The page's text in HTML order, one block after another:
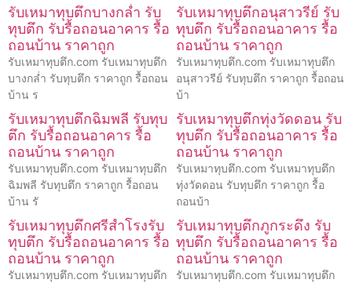
รับเหมาทุบตึกบางกล่ำ รับ
ทุบตึก รับรื้อถอนอาคาร รื้อ
ถอนบ้าน ราคาถูก
รับเหมาทุบตึก.com รับเหมาทุบตึก
บางกล่ำ รับทุบตึก ราคาถูก รื้อถอน
บ้าน ร
รับเหมาทุบตึกอนุสาวรีย์ รับ
ทุบตึก รับรื้อถอนอาคาร รื้อ
ถอนบ้าน ราคาถูก
รับเหมาทุบตึก.com รับเหมาทุบตึก
อนุสาวรีย์ รับทุบตึก ราคาถูก รื้อถอน
บ้า
รับเหมาทุบตึกฉิมพลี รับทุบ
ตึก รับรื้อถอนอาคาร รื้อ
ถอนบ้าน ราคาถูก
รับเหมาทุบตึก.com รับเหมาทุบตึก
ฉิมพลี รับทุบตึก ราคาถูก รื้อถอน
บ้าน รั
รับเหมาทุบตึกทุ่งวัดดอน รับ
ทุบตึก รับรื้อถอนอาคาร รื้อ
ถอนบ้าน ราคาถูก
รับเหมาทุบตึก.com รับเหมาทุบตึก
ทุ่งวัดดอน รับทุบตึก ราคาถูก รื้อ
ถอนบ้า
รับเหมาทุบตึกศรีสำโรงรับ
ทุบตึก รับรื้อถอนอาคาร รื้อ
ถอนบ้าน ราคาถูก
รับเหมาทุบตึก.com รับเหมาทุบตึก
รับเหมาทุบตึกภูกระดึง รับ
ทุบตึก รับรื้อถอนอาคาร รื้อ
ถอนบ้าน ราคาถูก
รับเหมาทุบตึก.com รับเหมาทุบตึก